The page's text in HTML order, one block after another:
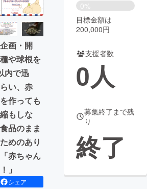
起業 チャレンジ
・地域活性化
Good
CAMPFIRE Creation
さと納税
コミュニティ
画・開
や球根を
内で迅
い、赤
作っても
もしな
品のまま
めのあり
赤ちゃん
」
シェア
0%
目標金額は
200,000円
支援者数
0人
募集終了まで残
り
終了